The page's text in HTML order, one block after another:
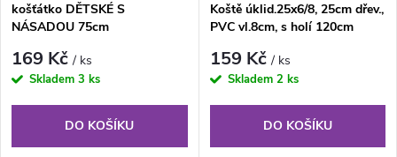
košťátko DĚTSKÉ S
NÁSADOU 75cm
169 Kč/ ks
Skladem 3 ks
DO KOŠÍKU
Koště úklid.25x6/8, 25cm dřev.,
PVC vl.8cm, s holí 120cm
159 Kč/ ks
Skladem 2 ks
DO KOŠÍKU